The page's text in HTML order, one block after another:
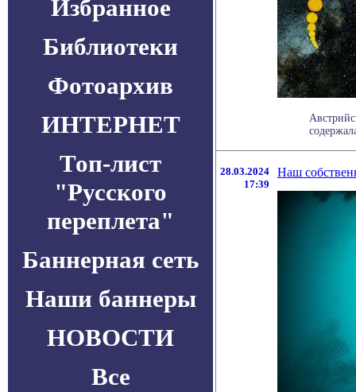
Избранное
Библиотеки
Фотоархив
ИНТЕРНЕТ
Топ-лист
"Русского
переплета"
Баннерная сеть
Наши баннеры
НОВОСТИ
Все
28.03.2024
17:39
Наш